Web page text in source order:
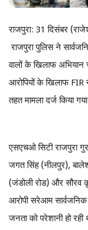
राजपुरा: 31 दिसंबर
राजपुरा पुलिस ने
वालों के खिलाफ अभियान
आरोपियों के खिलाफ
तहत मामला दर्ज किया
एसएचओ सिटी राजपुरा
जगत सिंह (नीलपुर),
(जंडोली रोड) और सौरव
आरोपी सरेआम
जनता को परेशानी हो